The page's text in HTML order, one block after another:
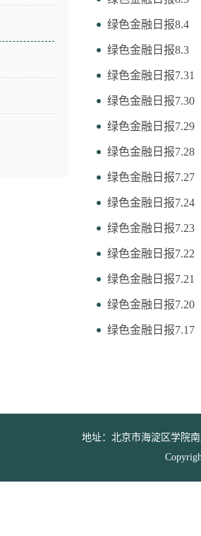
绿色金融日报8.4
绿色金融日报8.3
绿色金融日报7.31
绿色金融日报7.30
绿色金融日报7.29
绿色金融日报7.28
绿色金融日报7.27
绿色金融日报7.24
绿色金融日报7.23
绿色金融日报7.22
绿色金融日报7.21
绿色金融日报7.20
绿色金融日报7.17
地址：北京市海淀区学院